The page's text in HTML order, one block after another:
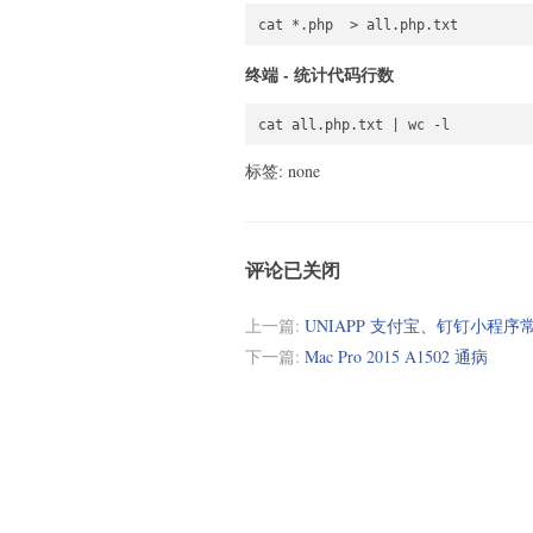
终端 - 统计代码行数
cat all.php.txt | wc -l
标签: none
评论已关闭
上一篇: UNIAPP 支付宝、钉钉小程序
下一篇: Mac Pro 2015 A1502 通病